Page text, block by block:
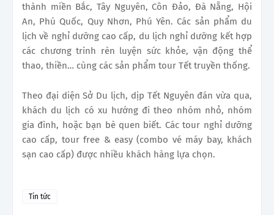
thành miền Bắc, Tây Nguyên, Côn Đảo, Đà Nẵng, Hội
An, Phú Quốc, Quy Nhơn, Phú Yên. Các sản phẩm du
lịch về nghỉ dưỡng cao cấp, du lịch nghỉ dưỡng kết hợp
các chương trình rèn luyện sức khỏe, vận động thể
thao, thiền… cùng các sản phẩm tour Tết truyền thống.
Theo đại diện Sở Du lịch, dịp Tết Nguyên đán vừa qua,
khách du lịch có xu hướng đi theo nhóm nhỏ, nhóm
gia đình, hoặc bạn bè quen biết. Các tour nghỉ dưỡng
cao cấp, tour free & easy (combo vé máy bay, khách
sạn cao cấp) được nhiều khách hàng lựa chọn.
Tin tức